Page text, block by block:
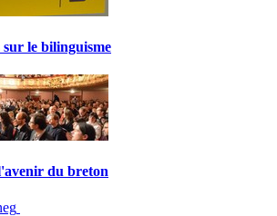
sur le bilinguisme
du breton